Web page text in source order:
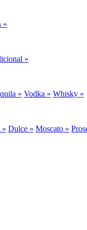
»
»
» Vodka » Whisky »
» Dulce » Moscato »